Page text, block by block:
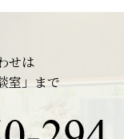
せは
室」まで